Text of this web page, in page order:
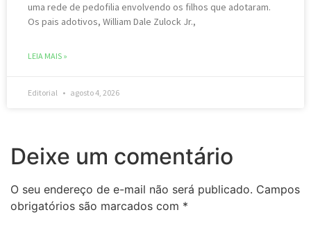
uma rede de pedofilia envolvendo os filhos que adotaram.
Os pais adotivos, William Dale Zulock Jr.,
LEIA MAIS »
Editorial agosto 4, 2026
Deixe um comentário
O seu endereço de e-mail não será publicado. Campos
obrigatórios são marcados com *